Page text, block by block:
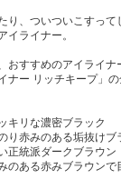
り、ついついこすっ
イライナー。
おすすめのアイライナ
ー リッチキープ」
リな濃密ブラック
赤みのある垢抜けブ
統派ダークブラウン
ある赤みブラウンで